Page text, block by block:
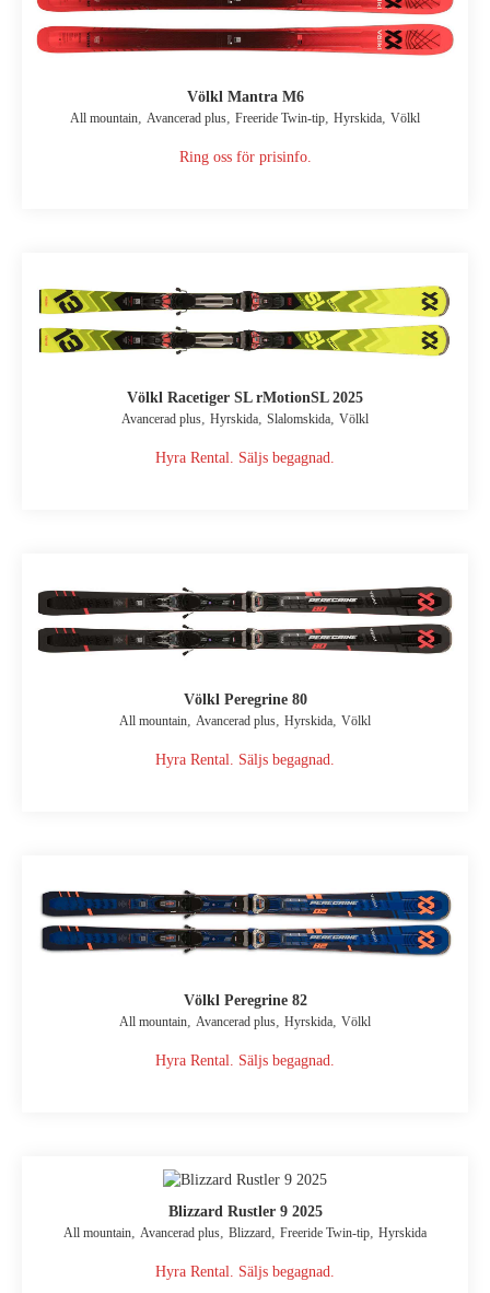
Völkl Mantra M6
All mountain Avancerad plus Freeride Twin-tip Hyrskida Völkl
Ring oss för prisinfo.
Völkl Racetiger SL rMotionSL 2025
Avancerad plus, Hyrskida, Slalomskida, Völkl
Hyra Rental. Säljs begagnad.
Völkl Peregrine 80
All mountain Avancerad plus Hyrskida Völkl
Hyra Rental. Säljs begagnad.
Völkl Peregrine 82
All mountain, Avancerad plus, Hyrskida, Völkl
Hyra Rental. Säljs begagnad.
Blizzard Rustler 9 2025
All mountain Avancerad plus Blizzard Freeride Twin-tip Hyrskida
Hyra Rental. Säljs begagnad.